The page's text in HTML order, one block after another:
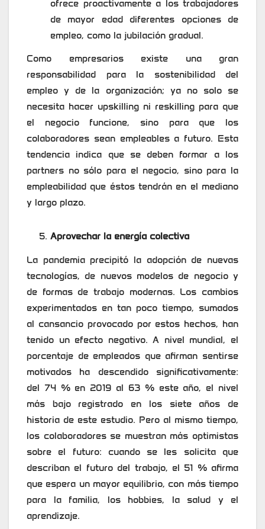
ofrece proactivamente a los trabajadores
de mayor edad diferentes opciones de
empleo, como la jubilación gradual.
Como empresarios existe una gran
responsabilidad para la sostenibilidad del
empleo y de la organización; ya no solo se
necesita hacer upskilling ni reskilling para que
el negocio funcione, sino para que los
colaboradores sean empleables a futuro. Esta
tendencia indica que se deben formar a los
partners no sólo para el negocio, sino para la
empleabilidad que éstos tendrán en el mediano
y largo plazo.
Aprovechar la energía colectiva
La pandemia precipitó la adopción de nuevas
tecnologías, de nuevos modelos de negocio y
de formas de trabajo modernas. Los cambios
experimentados en tan poco tiempo, sumados
al cansancio provocado por estos hechos, han
tenido un efecto negativo. A nivel mundial, el
porcentaje de empleados que afirman sentirse
motivados ha descendido significativamente:
del 74 % en 2019 al 63 % este año, el nivel
más bajo registrado en los siete años de
historia de este estudio. Pero al mismo tiempo,
los colaboradores se muestran más optimistas
sobre el futuro: cuando se les solicita que
describan el futuro del trabajo, el 51 % afirma
que espera un mayor equilibrio, con más tiempo
para la familia, los hobbies, la salud y el
aprendizaje.